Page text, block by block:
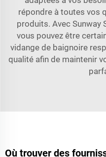
répondre à toutes vos
produits. Avec Sunway
vous pouvez être
vidange de baignoire
qualité afin de maintenir
Où trouver des